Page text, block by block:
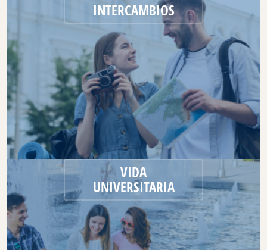
INTERCAMBIOS
VIDA
UNIVERSITARIA